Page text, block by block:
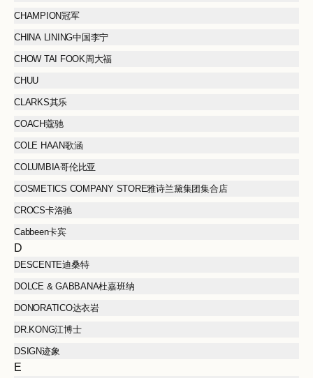
CHAMPION冠军
CHINA LINING中国李宁
CHOW TAI FOOK周大福
CHUU
CLARKS其乐
COACH蔻驰
COLE HAAN歌涵
COLUMBIA哥伦比亚
COSMETICS COMPANY STORE雅诗兰黛集团集合店
CROCS卡洛驰
Cabbeen卡宾
D
DESCENTE迪桑特
DOLCE & GABBANA杜嘉班纳
DONORATICO达衣岩
DR.KONG江博士
DSIGN迹象
E